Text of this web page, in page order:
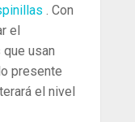
. Con
el
usan
presente
el nivel